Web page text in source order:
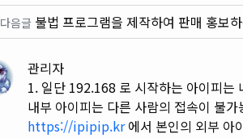
다음글 불법 프로그램을 제작하여 판매 홍보
관리자
1. 일단 192.168 로 시작하는 아이피는
내부 아이피는 다른 사람의 접속이 불가
https://ipipip.kr에서 본인의 외부 아